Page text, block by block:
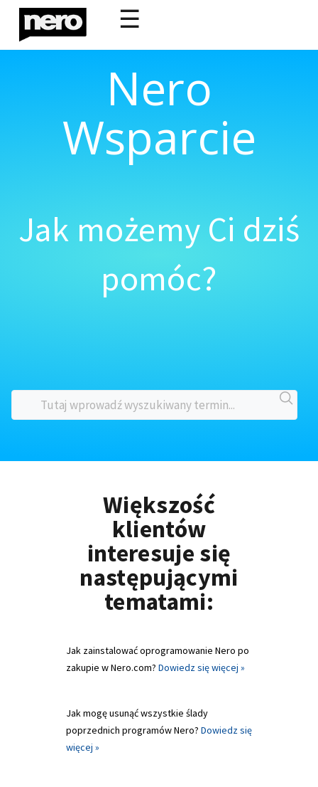
☰
Nero
Wsparcie
Jak możemy Ci dziś
pomóc?
Większość
klientów
interesuje się
następującymi
tematami:
Jak zainstalować oprogramowanie Nero po
zakupie w Nero.com? Dowiedz się więcej »
Jak mogę usunąć wszystkie ślady
poprzednich programów Nero? Dowiedz się
więcej »